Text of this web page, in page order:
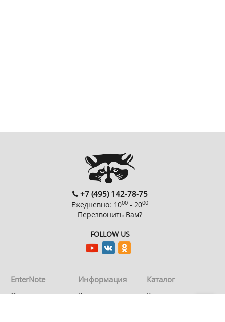
+7 (495) 142-78-75
Ежедневно: 1000 - 2000
Перезвонить Вам?
FOLLOW US
EnterNote
О компании
Информация
Как купить
Каталог
Компьютеры